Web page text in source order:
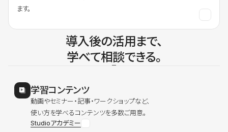
ます。
導入後の活用まで、
学べて相談できる。
学習コンテンツ
動画やセミナー・記事・ワークショップなど、
使い方を学べるコンテンツを多数ご用意。
Studioアカデミー